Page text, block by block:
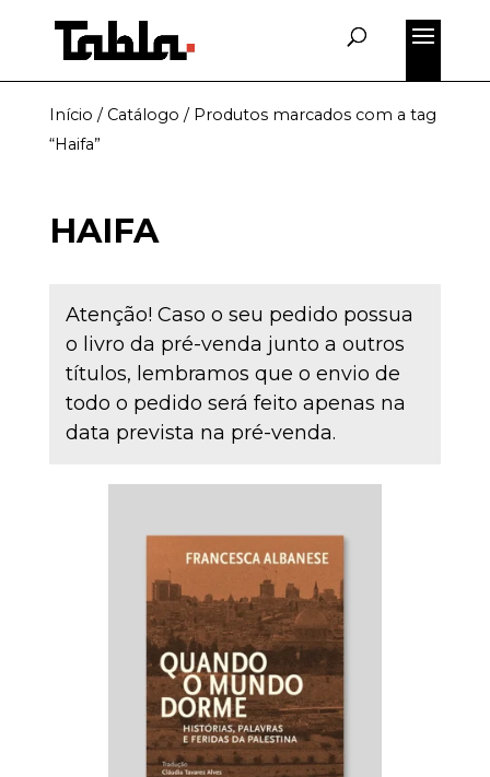
Início / Catálogo / Produtos marcados com a tag
“Haifa”
HAIFA
Atenção! Caso o seu pedido possua
o livro da pré-venda junto a outros
títulos, lembramos que o envio de
todo o pedido será feito apenas na
data prevista na pré-venda.